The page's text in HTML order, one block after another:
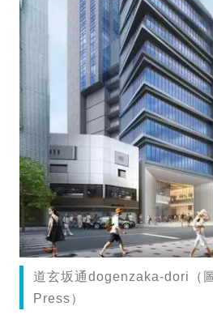
道玄坂通dogenzaka-dori（
Press）